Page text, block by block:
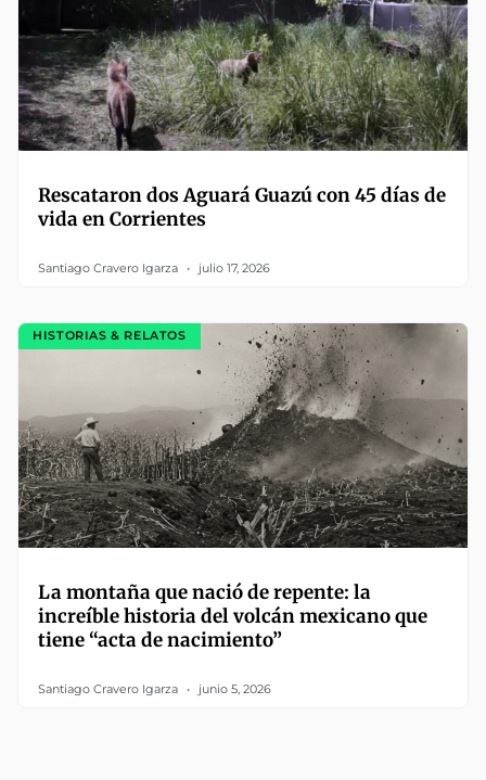
Rescataron dos Aguará Guazú con 45 días de
vida en Corrientes
Santiago Cravero Igarza julio 17, 2026
HISTORIAS & RELATOS
La montaña que nació de repente: la
increíble historia del volcán mexicano que
tiene “acta de nacimiento”
Santiago Cravero Igarza junio 5, 2026